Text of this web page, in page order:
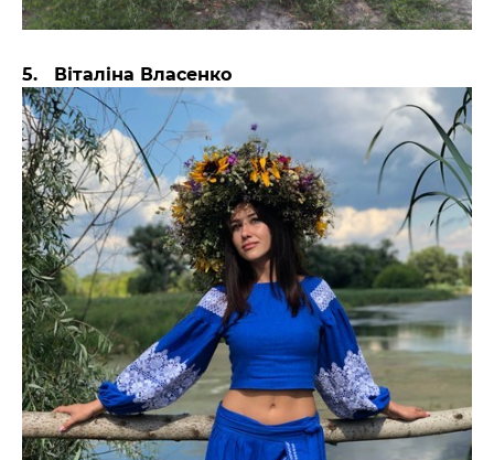
5. Віталіна Власенко